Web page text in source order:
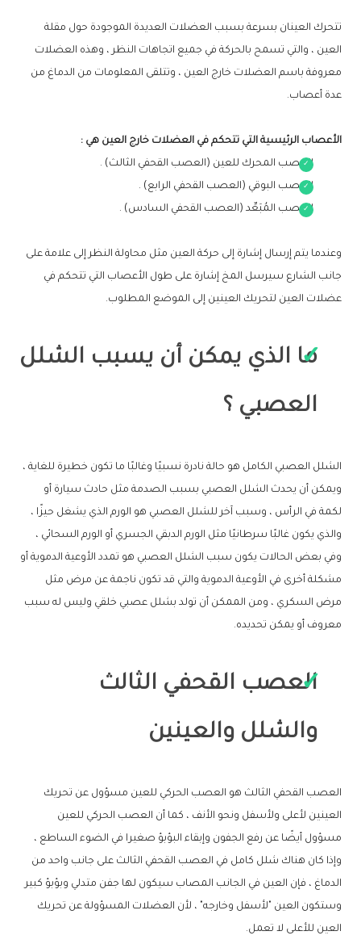
تتحرك العينان بسرعة بسبب العضلات العديدة الموجودة حول مقلة
العين ، والتي تسمح بالحركة في جميع اتجاهات النظر ، وهذه العضلات
معروفة باسم العضلات خارج العين ، وتتلقى المعلومات من الدماغ من
عدة أعصاب.
الأعصاب الرئيسية التي تتحكم في العضلات خارج العين هي :
العصب المحرك للعين (العصب القحفي الثالث) .
العصب البوقي (العصب القحفي الرابع) .
العصب المُبَعِّد (العصب القحفي السادس) .
وعندما يتم إرسال إشارة إلى حركة العين مثل محاولة النظر إلى علامة على
جانب الشارع سيرسل المخ إشارة على طول الأعصاب التي تتحكم في
عضلات العين لتحريك العينين إلى الموضع المطلوب.
ما الذي يمكن أن يسبب الشلل
العصبي ؟
الشلل العصبي الكامل هو حالة نادرة نسبيًا وغالبًا ما تكون خطيرة للغاية ،
ويمكن أن يحدث الشلل العصبي بسبب الصدمة مثل حادث سيارة أو
لكمة في الرأس ، وسبب آخر للشلل العصبي هو الورم الذي يشغل حيزًا ،
والذي يكون غالبًا سرطانيًا مثل الورم الدبقي الجسري أو الورم السحائي ،
وفي بعض الحالات يكون سبب الشلل العصبي هو تمدد الأوعية الدموية أو
مشكلة أخرى في الأوعية الدموية والتي قد تكون ناجمة عن مرض مثل
مرض السكري ، ومن الممكن أن تولد بشلل عصبي خلقي وليس له سبب
معروف أو يمكن تحديده.
العصب القحفي الثالث
والشلل والعينين
العصب القحفي الثالث هو العصب الحركي للعين مسؤول عن تحريك
العينين لأعلى ولأسفل ونحو الأنف ، كما أن العصب الحركي للعين
مسؤول أيضًا عن رفع الجفون وإبقاء البؤبؤ صغيرا في الضوء الساطع ،
وإذا كان هناك شلل كامل في العصب القحفي الثالث على جانب واحد من
الدماغ ، فإن العين في الجانب المصاب سيكون لها جفن متدلي وبؤبؤ كبير
وستكون العين "لأسفل وخارجه" ، لأن العضلات المسؤولة عن تحريك
العين للأعلى لا تعمل.